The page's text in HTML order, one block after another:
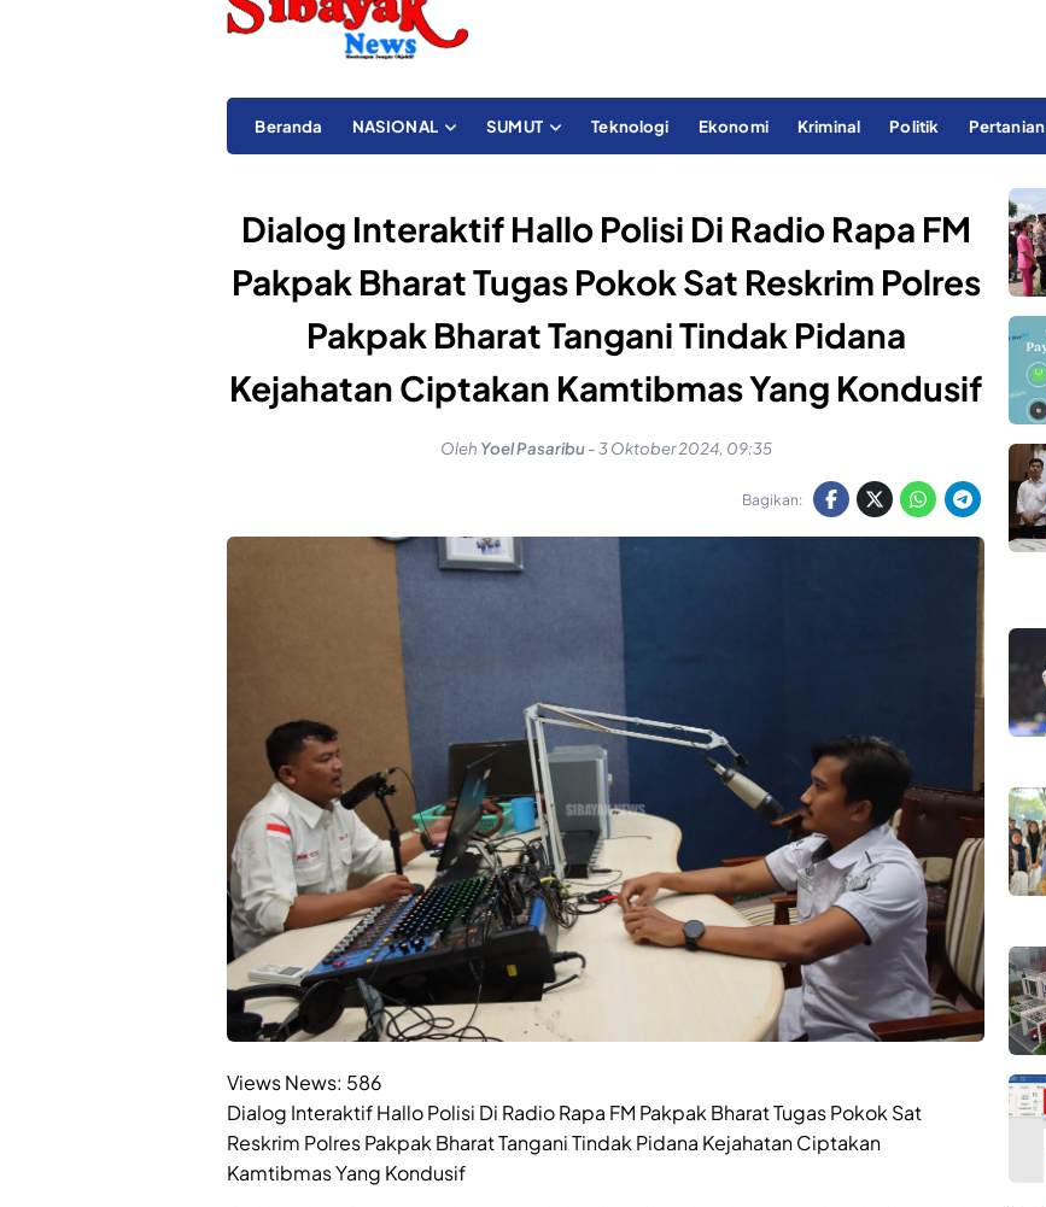
Beranda NASIONAL SUMUT Teknologi Ekonomi Kriminal Politik Pertanian
Dialog Interaktif Hallo Polisi Di Radio Rapa FM
Pakpak Bharat Tugas Pokok Sat Reskrim Polres
Pakpak Bharat Tangani Tindak Pidana
Kejahatan Ciptakan Kamtibmas Yang Kondusif
Oleh Yoel Pasaribu -3 Oktober 2024, 09:35
Bagikan:
Views News: 586
Dialog Interaktif Hallo Polisi Di Radio Rapa FM Pakpak Bharat Tugas Pokok Sat
Reskrim Polres Pakpak Bharat Tangani Tindak Pidana Kejahatan Ciptakan
Kamtibmas Yang Kondusif